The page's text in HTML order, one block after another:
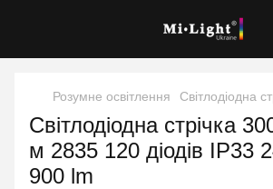
Розумне освітлення Світлодіодна
Світлодіодна стрічка
м 2835 120 діодів IP33
900 lm